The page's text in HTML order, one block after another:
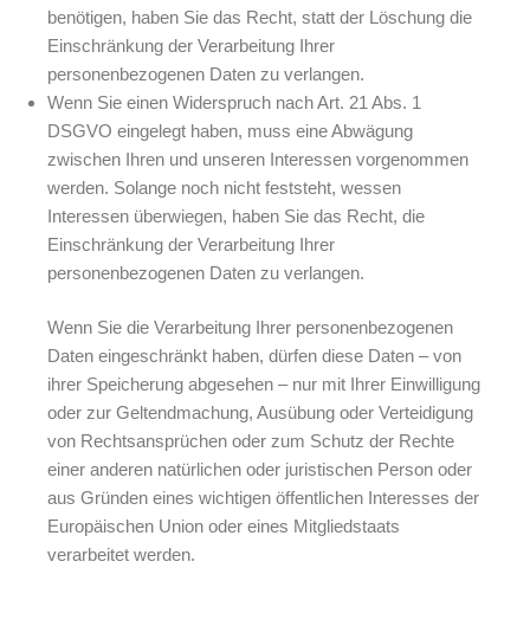
benötigen, haben Sie das Recht, statt der Löschung die
Einschränkung der Verarbeitung Ihrer
personenbezogenen Daten zu verlangen.
Wenn Sie einen Widerspruch nach Art. 21 Abs. 1
DSGVO eingelegt haben, muss eine Abwägung
zwischen Ihren und unseren Interessen vorgenommen
werden. Solange noch nicht feststeht, wessen
Interessen überwiegen, haben Sie das Recht, die
Einschränkung der Verarbeitung Ihrer
personenbezogenen Daten zu verlangen.
Wenn Sie die Verarbeitung Ihrer personenbezogenen
Daten eingeschränkt haben, dürfen diese Daten – von
ihrer Speicherung abgesehen – nur mit Ihrer Einwilligung
oder zur Geltendmachung, Ausübung oder Verteidigung
von Rechtsansprüchen oder zum Schutz der Rechte
einer anderen natürlichen oder juristischen Person oder
aus Gründen eines wichtigen öffentlichen Interesses der
Europäischen Union oder eines Mitgliedstaats
verarbeitet werden.